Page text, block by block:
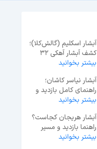
آبشار اسکلیم (گالش‌کلا)؛
کشف آبشار آهکی ۳۲
متری در لفور
بیشتر بخوانید
آبشار نیاسر کاشان؛
راهنمای کامل بازدید و
مسیر دسترسی
بیشتر بخوانید
آبشار هریجان کجاست؟
راهنما بازدید و مسیر
دسترسی + نقشه
بیشتر بخوانید